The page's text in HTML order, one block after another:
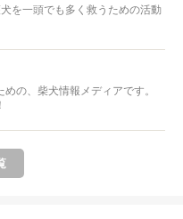
を一頭でも多く救うための活動
の、柴犬情報メディアです。